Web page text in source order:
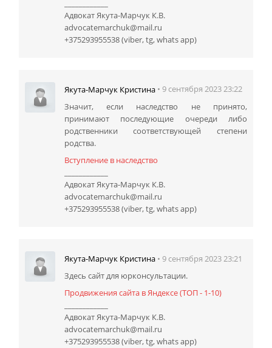
Адвокат Якута-Марчук К.В.
advocatemarchuk@mail.ru
+375293955538 (viber, tg, whats app)
Якута-Марчук Кристина • 9 сентября 2023 23:22
Значит, если наследство не принято,
принимают последующие очереди либо
родственники соответствующей степени
родства.
Вступление в наследство
Адвокат Якута-Марчук К.В.
advocatemarchuk@mail.ru
+375293955538 (viber, tg, whats app)
Якута-Марчук Кристина • 9 сентября 2023 23:21
Здесь сайт для юрконсультации.
Продвижения сайта в Яндексе (ТОП - 1-10)
Адвокат Якута-Марчук К.В.
advocatemarchuk@mail.ru
+375293955538 (viber, tg, whats app)